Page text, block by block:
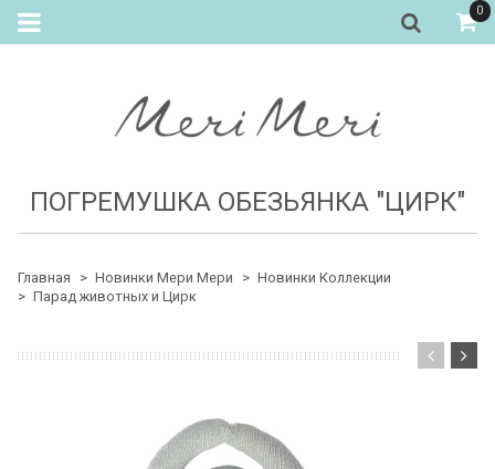
0
ПОГРЕМУШКА ОБЕЗЬЯНКА "ЦИРК"
Главная Новинки Мери Мери
Новинки Коллекции
Парад животных и Цирк